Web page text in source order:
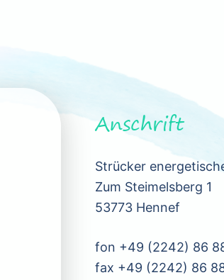
Anschrift
Strücker
Zum Steimelsberg 1
53773 Hennef
fon +49 (2242) 86
fax +49 (2242) 86